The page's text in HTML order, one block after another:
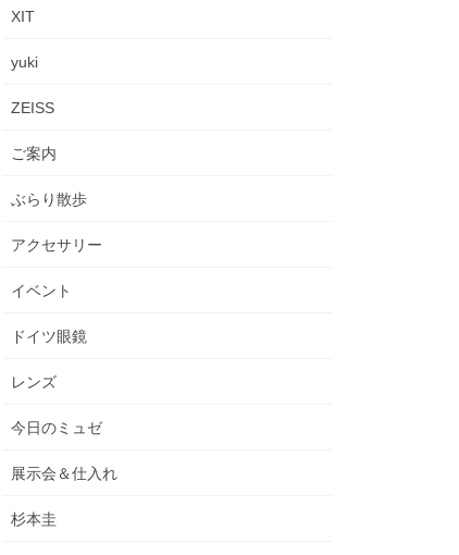
XIT
yuki
ZEISS
ご案内
ぶらり散歩
アクセサリー
イベント
ドイツ眼鏡
レンズ
今日のミュゼ
展示会＆仕入れ
杉本圭